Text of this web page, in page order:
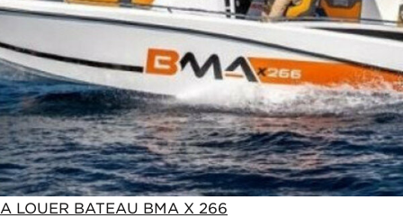
A LOUER BATEAU BMA X 266